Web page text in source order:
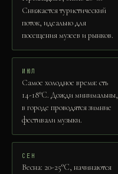
Снижается туристический
поток, идеально для
посещения музеев и рынков.
ИЮЛ
Самое холодное время: сть
14-18°C. Дожди минимальны,
в городе проводятся зимние
фестивали музыки.
СЕН
Весна: 20-25°C, начинаются